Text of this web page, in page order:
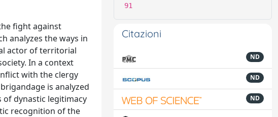
fight against
analyzes the ways in
actor of territorial
In a context
with the clergy
is analyzed
of dynastic legitimacy
recognition of the
91
Citazioni
ND
ND
ND